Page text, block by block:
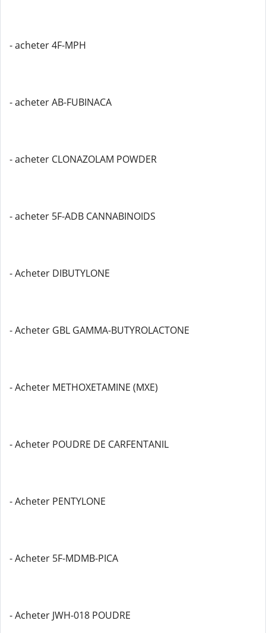
- acheter 4F-MPH
- acheter AB-FUBINACA
- acheter CLONAZOLAM POWDER
- acheter 5F-ADB CANNABINOIDS
- Acheter DIBUTYLONE
- Acheter GBL GAMMA-BUTYROLACTONE
- Acheter METHOXETAMINE (MXE)
- Acheter POUDRE DE CARFENTANIL
- Acheter PENTYLONE
- Acheter 5F-MDMB-PICA
- Acheter JWH-018 POUDRE